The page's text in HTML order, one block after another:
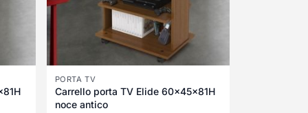
PORTA TV
Carrello porta TV Elide 60x45x81H
noce antico